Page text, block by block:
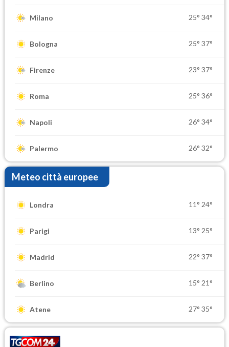
Milano 25° 34°
Bologna 25° 37°
Firenze 23° 37°
Roma 25° 36°
Napoli 26° 34°
Palermo 26° 32°
Meteo città europee
Londra 11° 24°
Parigi 13° 25°
Madrid 22° 37°
Berlino 15° 21°
Atene 27° 35°